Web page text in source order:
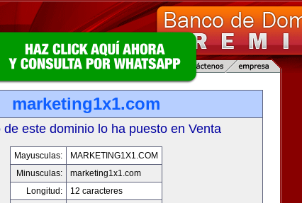
marketing1x1.com
de este dominio lo ha puesto en Venta
Mayusculas:
MARKETING1X1.COM
Minusculas:
marketing1x1.com
Longitud:
12 caracteres